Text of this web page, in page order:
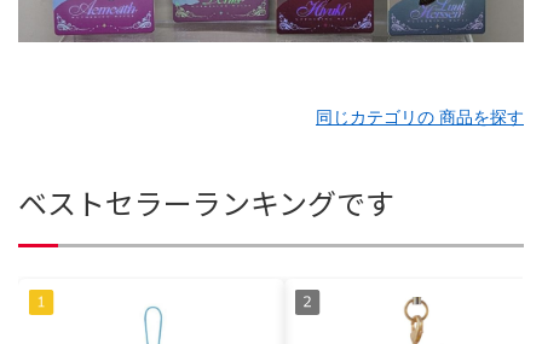
同じカテゴリの 商品を探す
ベストセラーランキングです